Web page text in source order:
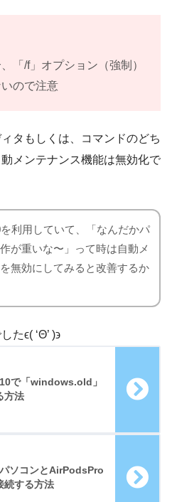
「/f」オプション（強制）
ので注意
タもしくは、コマンドのどち
メンテナンス機能は無効化で
利用していて、「なんだかパ
が重いな〜」って時は自動メ
無効にしてみると改善するか
たϵ( ‘Θ’ )϶
で「windows.old」
方法
ソコンとAirPodsPro
続する方法